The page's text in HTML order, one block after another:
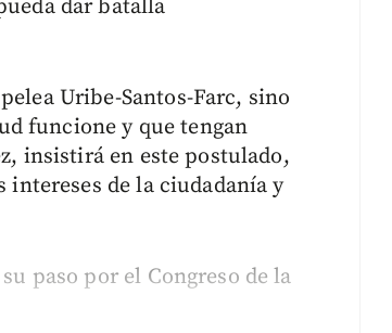
dar batalla
Uribe-Santos-Farc, sino
funcione y que tengan
insistirá en este postulado,
de la ciudadanía y
paso por el Congreso de la